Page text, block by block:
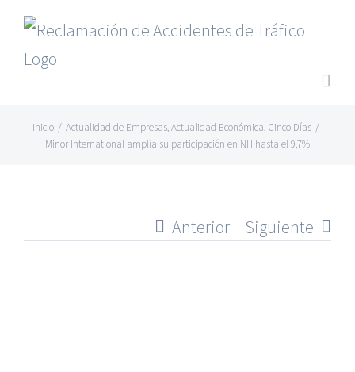
Saltar
contenido
Inicio / Actualidad de Empresas,Actualidad Económica, Cinco Días /
Minor International amplía su participación en NH hasta el 9,7%
Anterior Siguiente